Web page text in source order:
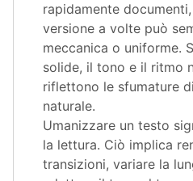
rapidamente
versione a volte può
meccanica o uniforme.
solide, il tono e il ritmo
riflettono le sfumature
naturale.
Umanizzare un testo
la lettura. Ciò implica
transizioni, variare la